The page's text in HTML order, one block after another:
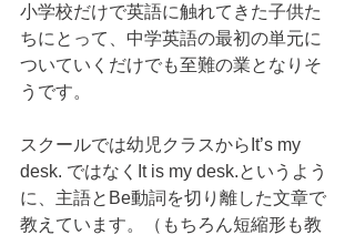
小学校だけで英語に触れてきた子供た
ちにとって、中学英語の最初の単元に
ついていくだけでも至難の業となりそ
うです。
スクールでは幼児クラスからIt’s my
desk. ではなくIt is my desk.というよう
に、主語とBe動詞を切り離した文章で
教えています。（もちろん短縮形も教